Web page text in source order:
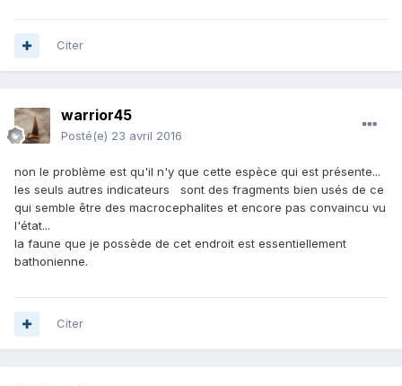
Citer
warrior45
Posté(e) 23 avril 2016
non le problème est qu'il n'y que cette espèce qui est présente...
les seuls autres indicateurs sont des fragments bien usés de ce
qui semble être des macrocephalites et encore pas convaincu vu
l'état...
la faune que je possède de cet endroit est essentiellement
bathonienne.
Citer